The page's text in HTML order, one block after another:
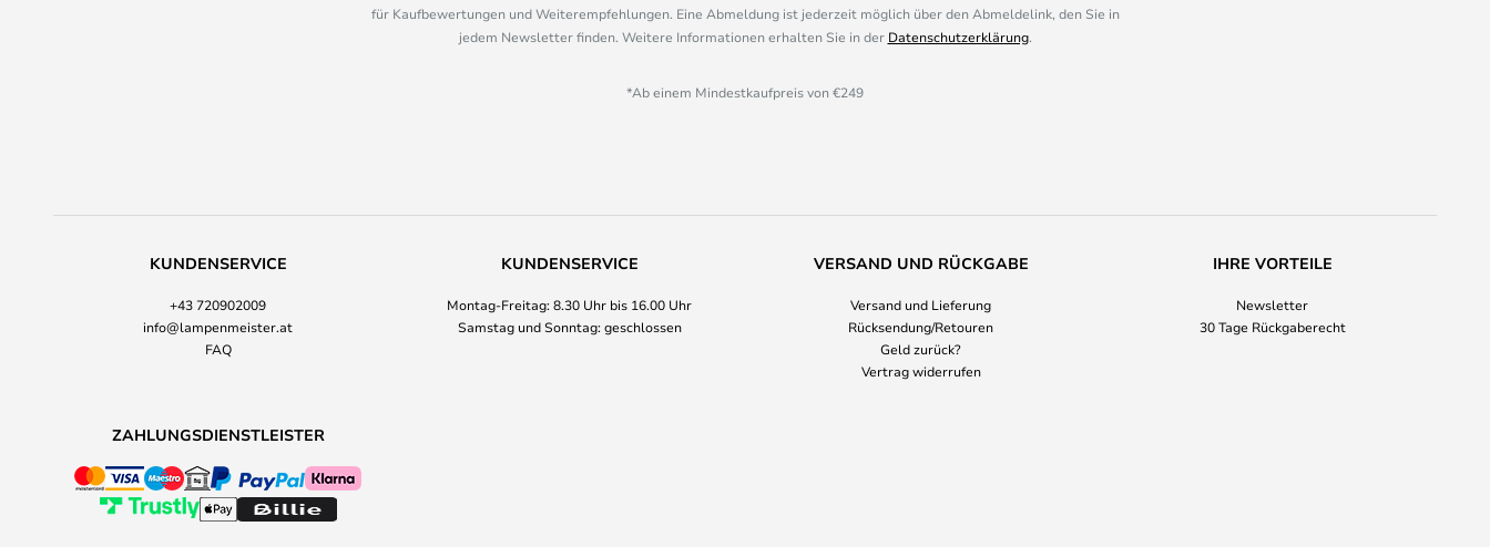
für Kaufbewertungen und Weiterempfehlungen. Eine Abmeldung ist jederzeit möglich über den Abmeldelink, den Sie in
jedem Newsletter finden. Weitere Informationen erhalten Sie in der Datenschutzerklärung.
*Ab einem Mindestkaufpreis von €249
KUNDENSERVICE
+43 720902009
info@lampenmeister.at
FAQ
KUNDENSERVICE
Montag-Freitag: 8.30 Uhr bis 16.00 Uhr
Samstag und Sonntag: geschlossen
VERSAND UND RÜCKGABE
Versand und Lieferung
Rücksendung/Retouren
Geld zurück?
Vertrag widerrufen
IHRE VORTEILE
Newsletter
30 Tage Rückgaberecht
ZAHLUNGSDIENSTLEISTER